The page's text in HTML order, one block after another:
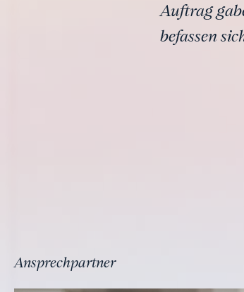
Auftrag
befassen
Ansprechpartner